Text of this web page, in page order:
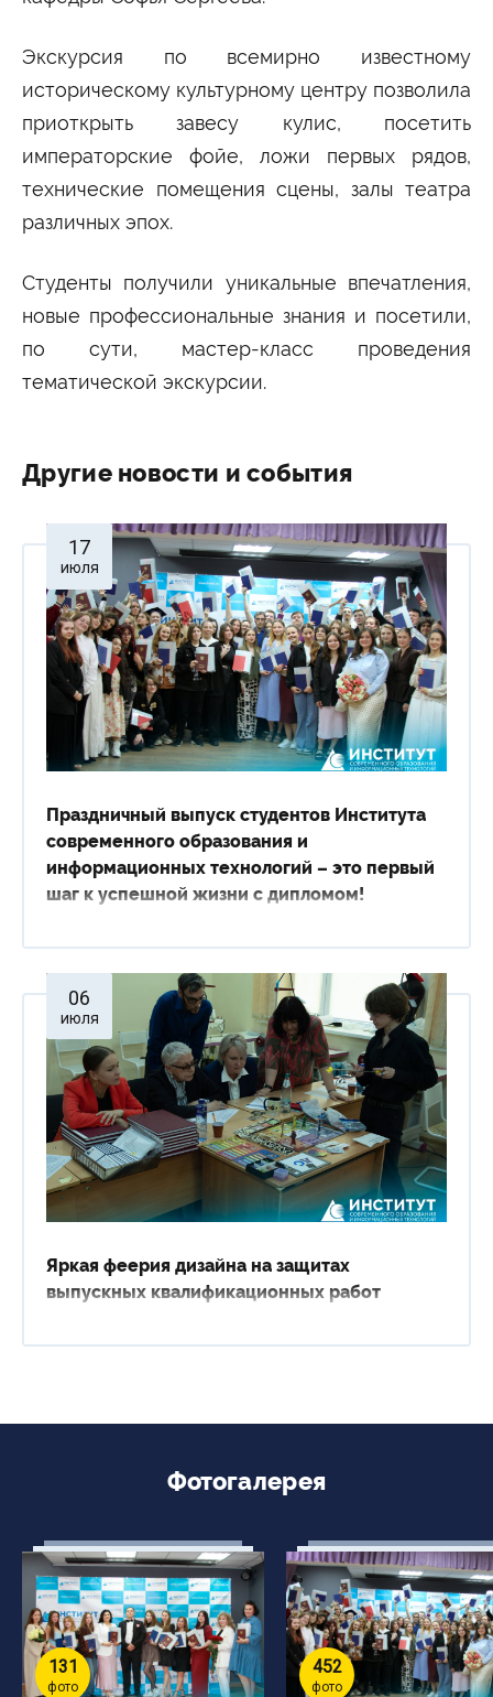
Экскурсия по всемирно известному
историческому культурному центру позволила
приоткрыть завесу кулис, посетить
императорские фойе, ложи первых рядов,
технические помещения сцены, залы театра
различных эпох.
Студенты получили уникальные впечатления,
новые профессиональные знания и посетили,
по сути, мастер-класс проведения
тематической экскурсии.
Другие новости и события
17
июля
Праздничный выпуск студентов Института
современного образования и
информационных технологий – это первый
шаг к успешной жизни с дипломом!
06
июля
Яркая феерия дизайна на защитах
выпускных квалификационных работ
Фотогалерея
131
фото
452
фото